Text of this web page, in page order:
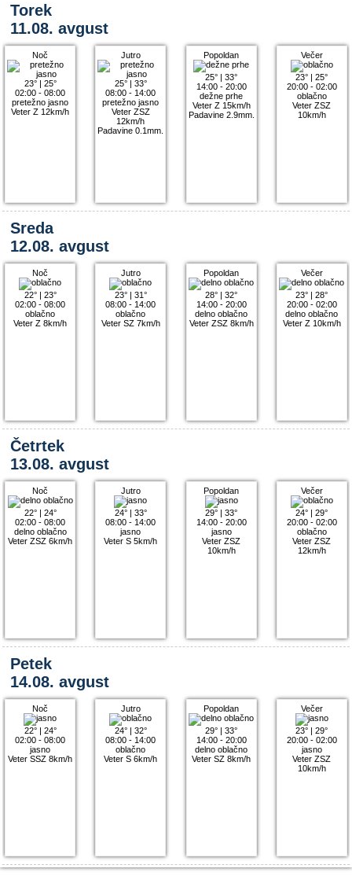
Torek
11.08. avgust
Noč
23°| 25°
02:00 - 08:00
pretežno jasno
Veter Z 12km/h
Jutro
25°| 33°
08:00 - 14:00
pretežno jasno
Veter ZSZ
12km/h
Padavine 0.1mm.
Popoldan
25° |33°
14:00 - 20:00
dežne prhe
Veter Z 15km/h
Padavine 2.9mm.
Večer
23° |25°
20:00 - 02:00
oblačno
Veter ZSZ
10km/h
Sreda
12.08. avgust
Noč
22°| 23°
02:00 - 08:00
oblačno
Veter Z 8km/h
Jutro
23°| 31°
08:00 - 14:00
oblačno
Veter SZ 7km/h
Popoldan
28° |32°
14:00 - 20:00
delno oblačno
Veter ZSZ 8km/h
Večer
23° |28°
20:00 - 02:00
delno oblačno
Veter Z 10km/h
Četrtek
13.08. avgust
Noč
22°| 24°
02:00 - 08:00
delno oblačno
Veter ZSZ 6km/h
Jutro
24°| 33°
08:00 - 14:00
jasno
Veter S 5km/h
Popoldan
29° |33°
14:00 - 20:00
jasno
Veter ZSZ
10km/h
Večer
24° |29°
20:00 - 02:00
oblačno
Veter ZSZ
12km/h
Petek
14.08. avgust
Noč
22°| 24°
02:00 - 08:00
jasno
Veter SSZ 8km/h
Jutro
24°| 32°
08:00 - 14:00
oblačno
Veter S 6km/h
Popoldan
29° |33°
14:00 - 20:00
delno oblačno
Veter SZ 8km/h
Večer
23° |29°
20:00 - 02:00
jasno
Veter ZSZ
10km/h